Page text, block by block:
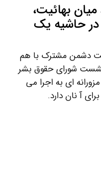
بهائیت،
حاشیه یک
دشمن مشترک با هم
نشست شورای حقوق بشر
ای به اجرا می
آ نان دارد.